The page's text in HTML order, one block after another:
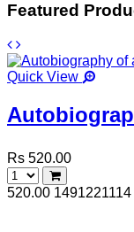
Featured
Quick View
Rs 520.00
520.00 1491221114